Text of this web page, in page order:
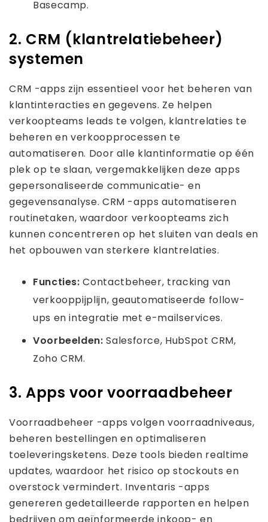
Basecamp.
2. CRM (klantrelatiebeheer)
systemen
CRM -apps zijn essentieel voor het beheren van
klantinteracties en gegevens. Ze helpen
verkoopteams leads te volgen, klantrelaties te
beheren en verkoopprocessen te
automatiseren. Door alle klantinformatie op één
plek op te slaan, vergemakkelijken deze apps
gepersonaliseerde communicatie- en
gegevensanalyse. CRM -apps automatiseren
routinetaken, waardoor verkoopteams zich
kunnen concentreren op het sluiten van deals en
het opbouwen van sterkere klantrelaties.
Functies:Contactbeheer, tracking van
verkooppijplijn, geautomatiseerde follow-
ups en integratie met e-mailservices.
Voorbeelden:Salesforce, HubSpot CRM,
Zoho CRM.
3. Apps voor voorraadbeheer
Voorraadbeheer -apps volgen voorraadniveaus,
beheren bestellingen en optimaliseren
toeleveringsketens. Deze tools bieden realtime
updates, waardoor het risico op stockouts en
overstock vermindert. Inventaris -apps
genereren gedetailleerde rapporten en helpen